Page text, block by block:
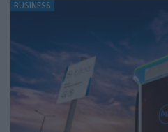
BUSINESS